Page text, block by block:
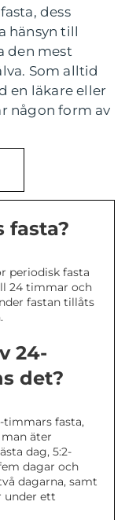
dess
hänsyn till
den mest
Som alltid
en läkare eller
någon form av
fasta?
periodisk fasta
24 timmar och
fastan tillåts
24-
det?
timmars fasta,
äter
dag, 5:2-
dagar och
dagarna, samt
under ett